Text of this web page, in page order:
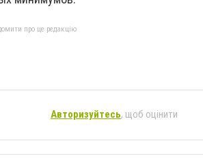
про це редакцію
Авторизуйтесь, щоб оцінити